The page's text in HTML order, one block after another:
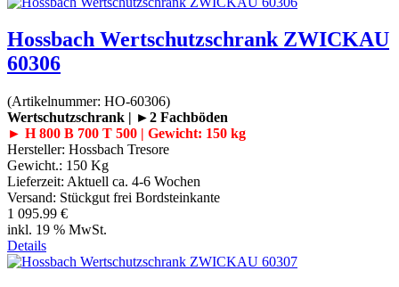
Hossbach Wertschutzschrank ZWICKAU
60306
(Artikelnummer: HO-60306)
Wertschutzschrank | ►2 Fachböden
► H 800 B 700 T 500 | Gewicht: 150 kg
Hersteller: Hossbach Tresore
Gewicht.: 150 Kg
Lieferzeit: Aktuell ca. 4-6 Wochen
Versand: Stückgut frei Bordsteinkante
1 095.99 €
inkl. 19 % MwSt.
Details